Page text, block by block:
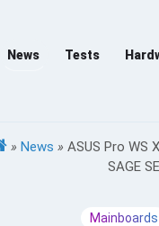
News Tests
» News » ASUS Pro WS
SAGE
Mainboards